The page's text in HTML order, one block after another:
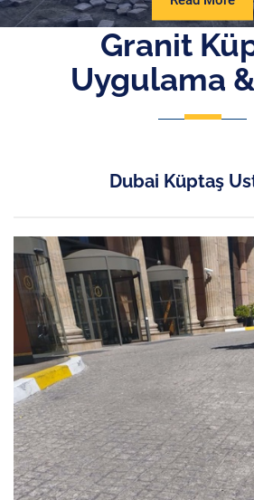
Granit
Uygulama &
Dubai Küptaş